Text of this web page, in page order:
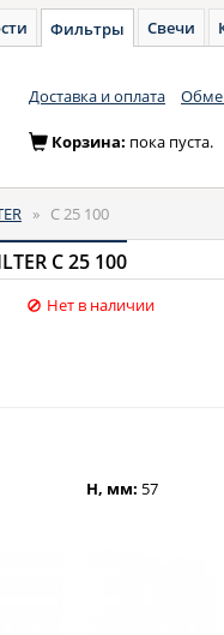
Фильтры Свечи
Доставка и оплата
Корзина: пока пуста.
» C 25 100
C 25 100
Нет в наличии
H, мм: 57